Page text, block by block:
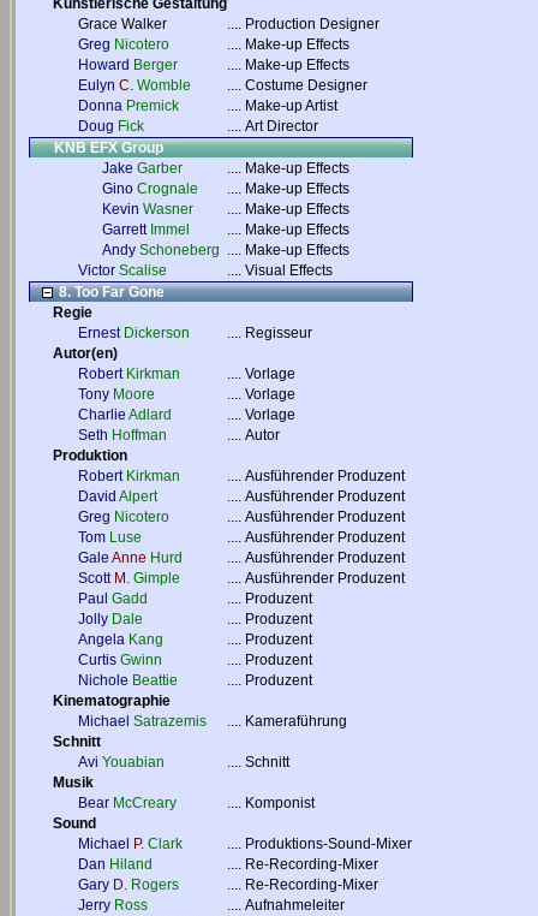
Künstlerische Gestaltung
Grace Walker
.... Production Designer
Greg Nicotero .... Make-up Effects
Howard Berger .... Make-up Effects
Eulyn C. Womble .... Costume Designer
Donna Premick .... Make-up Artist
Doug Fick .... Art Director
KNB EFX Group
Jake Garber .... Make-up Effects
Gino Crognale .... Make-up Effects
Kevin Wasner .... Make-up Effects
Garrett Immel .... Make-up Effects
Andy Schoneberg .... Make-up Effects
Victor Scalise .... Visual Effects
8. Too Far Gone
Regie
Ernest Dickerson .... Regisseur
Autor(en)
Robert Kirkman .... Vorlage
Tony Moore .... Vorlage
Charlie Adlard .... Vorlage
Seth Hoffman .... Autor
Produktion
Robert Kirkman .... Ausführender Produzent
David Alpert .... Ausführender Produzent
Greg Nicotero .... Ausführender Produzent
Tom Luse .... Ausführender Produzent
Gale Anne Hurd .... Ausführender Produzent
Scott M. Gimple .... Ausführender Produzent
Paul Gadd .... Produzent
Jolly Dale .... Produzent
Angela Kang .... Produzent
Curtis Gwinn .... Produzent
Nichole Beattie .... Produzent
Kinematographie
Michael Satrazemis .... Kameraführung
Schnitt
Avi Youabian .... Schnitt
Musik
Bear McCreary .... Komponist
Sound
Michael
P. Clark .... Produktions-Sound-Mixer
Dan Hiland .... Re-Recording-Mixer
Gary D. Rogers .... Re-Recording-Mixer
Jerry Ross .... Aufnahmeleiter